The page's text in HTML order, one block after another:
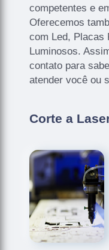
competentes e
Oferecemos
com Led, Placas
Luminosos.
contato para
atender você ou
Corte a